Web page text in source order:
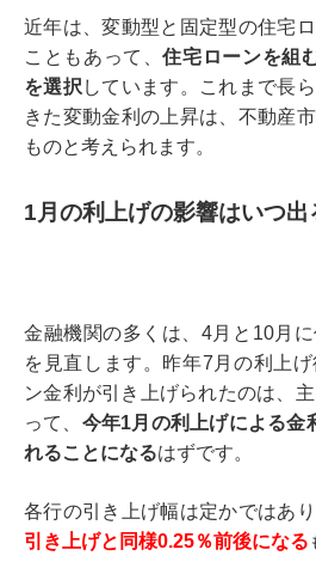
近年は、変動型と固定型の住宅
こともあって、住宅ローンを組
を選択 しています。これまで長
きた変動金利の上昇は、不動産
ものと考えられます。
1月の利上げの影響はいつ出
金融機関の多くは、4月と10月
を見直します。昨年7月の利上
ン金利が引き上げられたのは、
って、 今年1月の利上げによる金
れることになるはずです。
各行の引き上げ幅は定かではあり
引き上げと同様0.25％前後になる